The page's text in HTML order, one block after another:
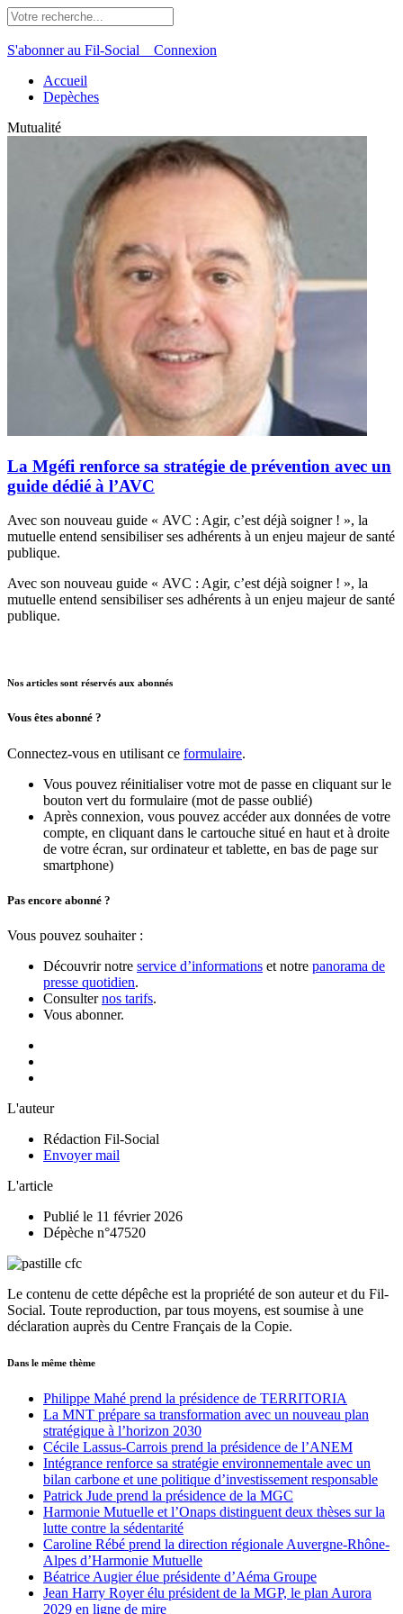
S'abonner au Fil-Social Connexion
Accueil
Depèches
Mutualité
La Mgéfi renforce sa stratégie de prévention avec un
guide dédié à l’AVC
Avec son nouveau guide « AVC : Agir, c’est déjà soigner ! », la
mutuelle entend sensibiliser ses adhérents à un enjeu majeur de santé
publique.
Avec son nouveau guide « AVC : Agir, c’est déjà soigner ! », la
mutuelle entend sensibiliser ses adhérents à un enjeu majeur de santé
publique.
Nos articles sont réservés aux abonnés
Vous êtes abonné ?
Connectez-vous en utilisant ce formulaire.
Vous pouvez réinitialiser votre mot de passe en cliquant sur le
bouton vert du formulaire (mot de passe oublié)
Après connexion, vous pouvez accéder aux données de votre
compte, en cliquant dans le cartouche situé en haut et à droite
de votre écran, sur ordinateur et tablette, en bas de page sur
smartphone)
Pas encore abonné ?
Vous pouvez souhaiter :
Découvrir notre service d’informations et notre panorama de
presse quotidien.
Consulternos tarifs.
Vous abonner.
L'auteur
Rédaction Fil-Social
Envoyer mail
L'article
Publié le 11 février 2026
Dépèche n°47520
Le contenu de cette dépêche est la propriété de son auteur et du Fil-
Social. Toute reproduction, par tous moyens, est soumise à une
déclaration auprès du Centre Français de la Copie.
Dans le même thème
Philippe Mahé prend la présidence de TERRITORIA
La MNT prépare sa transformation avec un nouveau plan
stratégique à l’horizon 2030
Cécile Lassus-Carrois prend la présidence de l’ANEM
Intégrance renforce sa stratégie environnementale avec un
bilan carbone et une politique d’investissement responsable
Patrick Jude prend la présidence de la MGC
Harmonie Mutuelle et l’Onaps distinguent deux thèses sur la
lutte contre la sédentarité
Caroline Rébé prend la direction régionale Auvergne-Rhône-
Alpes d’Harmonie Mutuelle
Béatrice Augier élue présidente d’Aéma Groupe
Jean Harry Royer élu président de la MGP, le plan Aurora
2029 en ligne de mire